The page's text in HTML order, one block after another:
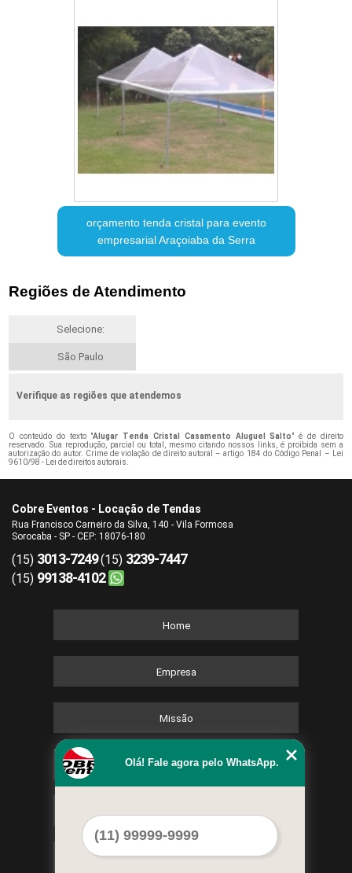
orçamento tenda cristal para evento
empresarial Araçoiaba da Serra
Regiões de Atendimento
Selecione:
São Paulo
Verifique as regiões que atendemos
O conteúdo do texto "Alugar Tenda Cristal Casamento Aluguel Salto" é de direito
reservado. Sua reprodução, parcial ou total, mesmo citando nossos links, é proibida sem a
autorização do autor. Crime de violação de direito autoral – artigo 184 do Código Penal – Lei
9610/98 - Lei de direitos autorais.
Cobre Eventos - Locação de Tendas
Rua Francisco Carneiro da Silva, 140 - Vila Formosa
Sorocaba - SP - CEP: 18076-180
(15) 3013-7249(15) 3239-7447
(15) 99138-4102
Home
Empresa
Missão
Serviços
Mapa do site
Olá! Fale agora pelo WhatsApp.